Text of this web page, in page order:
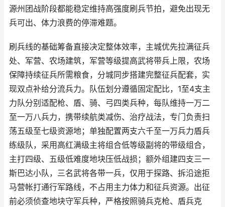
源州团战阶段都能稳定维持高强度刷兵节拍，避免出现无
兵可出、体力浪费的停滞难题。
刷兵线的基础筹备直接决定整体效率，主城优先拉满征兵
处、军营、农场建筑，军营等级提高武将带兵上限，农场
保障持续征兵所需粮食，分城同步搭建完整征兵配套，实
现双点补给分流兵力。队伍划分遵循固定配比，1至4支主
力队分别适配枪、盾、骑、弓四类兵种，每队维持一万二
至一万八兵力，携带续航类减伤、治疗战法，专门负责扫
荡五级至七级资源地；单独配置两支六千至一万兵力盾兵
练级队，采用高红满级主将组合低等级副将的带级组合，
主打四级、五级低难度地块压低战损；额外组建四支三一
斯巴达小队，三名武将各带一兵，仅用于探路、拆沿途拒
马营帐打通行军路线，不占用主力体力和征兵资源。出征
前必须侦查地块守军兵种，严格按照骑兵克枪、盾兵克